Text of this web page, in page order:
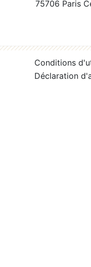
75706 Paris
Conditions
Déclaration